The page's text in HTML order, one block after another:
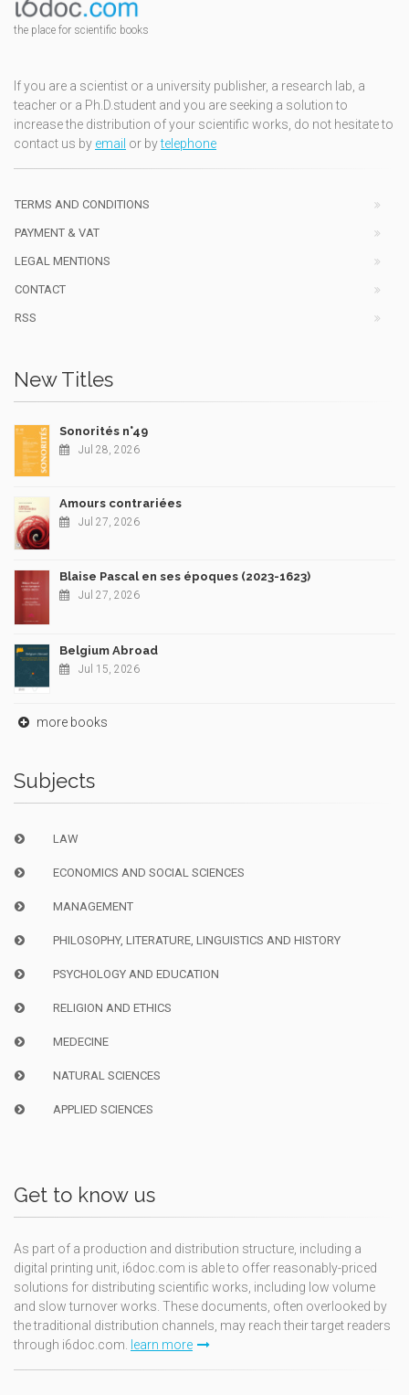
the place for scientific books
If you are a scientist or a university publisher, a research lab, a
teacher or a Ph.D.student and you are seeking a solution to
increase the distribution of your scientific works, do not hesitate to
contact us by email or bytelephone
TERMS AND CONDITIONS
PAYMENT & VAT
LEGAL MENTIONS
CONTACT
RSS
New Titles
Sonorités n°49
Jul 28, 2026
Amours contrariées
Jul 27, 2026
Blaise Pascal en ses époques (2023-1623)
Jul 27, 2026
Belgium Abroad
Jul 15, 2026
more books
Subjects
LAW
ECONOMICS AND SOCIAL SCIENCES
MANAGEMENT
PHILOSOPHY, LITERATURE, LINGUISTICS AND HISTORY
PSYCHOLOGY AND EDUCATION
RELIGION AND ETHICS
MEDECINE
NATURAL SCIENCES
APPLIED SCIENCES
Get to know us
As part of a production and distribution structure, including a
digital printing unit, i6doc.com is able to offer reasonably-priced
solutions for distributing scientific works, including low volume
and slow turnover works. These documents, often overlooked by
the traditional distribution channels, may reach their target readers
through i6doc.com. learn more